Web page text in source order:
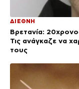
ΔΙΕΘΝΗ
Βρετανία:
Τις ανάγκαζε να
τους